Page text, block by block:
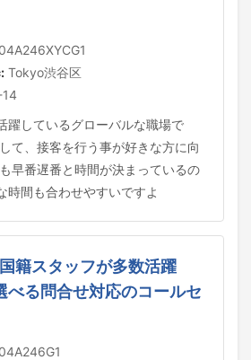
Tokyo渋谷区
躍しているグローバルな職場で
て、接客を行う事が好きな方に向
早番遅番と時間が決まっているの
時間も合わせやすいですよ
籍スタッフが多数活躍
べる問合せ対応のコールセ